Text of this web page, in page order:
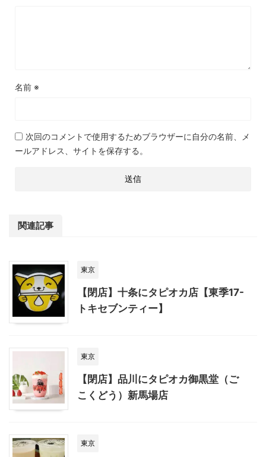
名前 ※
次回のコメントで使用するためブラウザーに自分の名前、メ
ールアドレス、サイトを保存する。
関連記事
東京
【閉店】十条にタピオカ店【東季17-
トキセブンティー】
東京
【閉店】品川にタピオカ御黒堂（ご
こくどう）新馬場店
東京